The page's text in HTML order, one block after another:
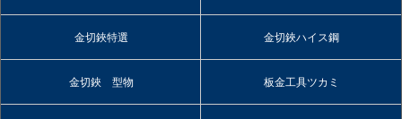
金切鋏特選 金切鋏ハイス鋼
金切鋏 型物 板金工具ツカミ